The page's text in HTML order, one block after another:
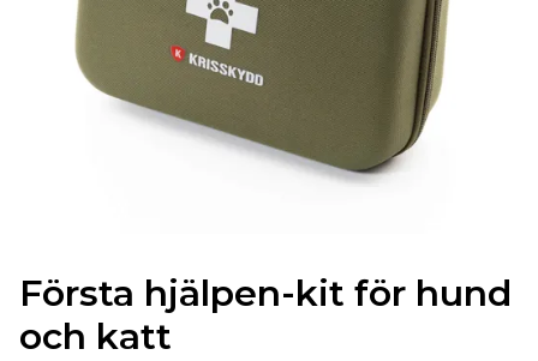
Första hjälpen-kit för hund
och katt